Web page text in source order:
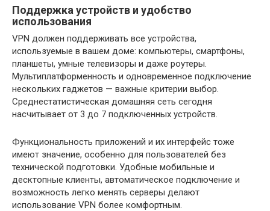
Поддержка устройств и удобство
использования
VPN должен поддерживать все устройства,
используемые в вашем доме: компьютеры, смартфоны,
планшеты, умные телевизоры и даже роутеры.
Мультиплатформенность и одновременное подключение
нескольких гаджетов — важные критерии выбор.
Среднестатистическая домашняя сеть сегодня
насчитывает от 3 до 7 подключенных устройств.
Функциональность приложений и их интерфейс тоже
имеют значение, особенно для пользователей без
технической подготовки. Удобные мобильные и
десктопные клиенты, автоматическое подключение и
возможность легко менять серверы делают
использование VPN более комфортным.